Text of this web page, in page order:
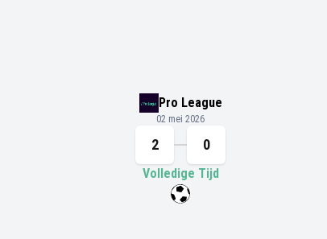
Pro League
02 mei 2026
2 0
Volledige Tijd